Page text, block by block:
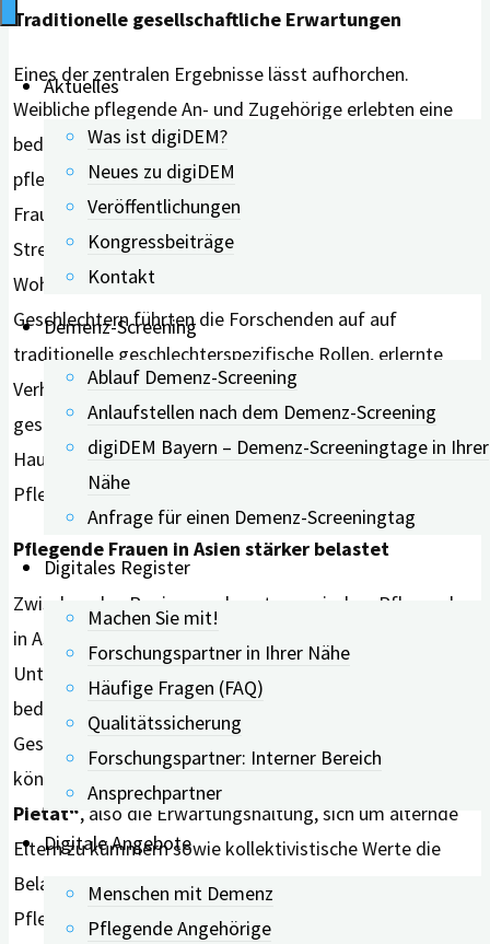
Aktuelles
Was ist digiDEM?
Neues zu digiDEM
Veröffentlichungen
Kongressbeiträge
Kontakt
Demenz-Screening
Ablauf Demenz-Screening
Anlaufstellen nach dem Demenz-Screening
digiDEM Bayern – Demenz-Screeningtage in Ihrer
Nähe
Anfrage für einen Demenz-Screeningtag
Digitales Register
Machen Sie mit!
Forschungspartner in Ihrer Nähe
Häufige Fragen (FAQ)
Qualitätssicherung
Forschungspartner: Interner Bereich
Ansprechpartner
Digitale Angebote
Menschen mit Demenz
Pflegende Angehörige
Traditionelle gesellschaftliche Erwartungen
Eines der zentralen Ergebnisse lässt aufhorchen.
Weibliche pflegende An- und Zugehörige erlebten eine
bedeutend höhere Belastung als Männer, die
pflegten. Die Studie bestätigte frühere Forschung:
Frauen sind stärker belastet und leiden häufiger unter
Stress, Angst, Depressionen und einem geringeren
Wohlbefinden. Den Unterschied zwischen den
Geschlechtern führten die Forschenden auf auf
traditionelle geschlechterspezifische Rollen, erlernte
Verhaltensweisen und damit verbundene
gesellschaftliche Erwartungen zurück, die Frauen die
Hauptverantwortung für emotionale und körperliche
Pflege zuschreiben.
Pflegende Frauen in Asien stärker belastet
Zwischen den Regionen, also etwa zwischen Pflegenden
in Asien und in westlichen Ländern, waren die
Unterschiede aus statistischer Sicht nicht
bedeutsam. Es zeigten sich in Asien die größten
Geschlechtsunterschiede hinsichtlich der Belastung. Hier
können Traditionen wie die sogenannte
Pietät“, also die Erwartungshaltung, sich um alternde
Eltern zu kümmern sowie kollektivistische Werte die
Belastung erhöhen. Viele Frauen in Asien verstehen
Pflege nicht nur als Verpflichtung, sondern auch als